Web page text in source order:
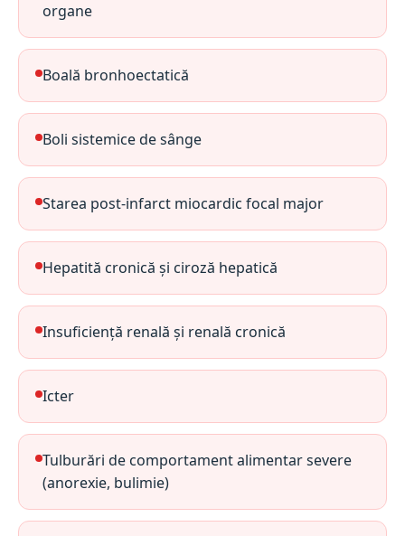
organe
Boală bronhoectatică
Boli sistemice de sânge
Starea post-infarct miocardic focal major
Hepatită cronică și ciroză hepatică
Insuficiență renală și renală cronică
Icter
Tulburări de comportament alimentar severe
(anorexie, bulimie)